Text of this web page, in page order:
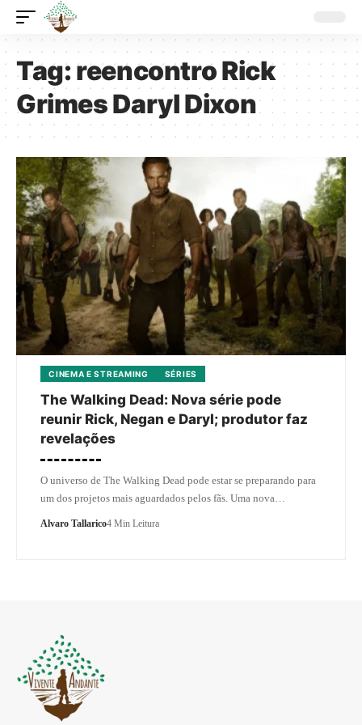
Tag:reencontro Rick
Grimes Daryl Dixon
CINEMA E STREAMING SÉRIES
The Walking Dead: Nova série pode
reunir Rick, Negan e Daryl; produtor faz
revelações
O universo de The Walking Dead pode estar se preparando para
um dos projetos mais aguardados pelos fãs. Uma nova…
Alvaro Tallarico4 Min Leitura